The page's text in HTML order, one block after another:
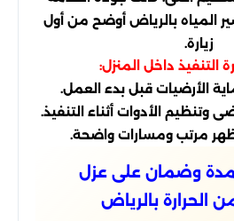
المياه بالرياض أوضح من أول
زيارة.
التنفيذ داخل المنزل:
الأرضيات قبل بدء العمل.
وتنظيم الأدوات أثناء التنفيذ.
مرتب ومسارات واضحة.
وضمان على عزل
الحرارة بالرياض